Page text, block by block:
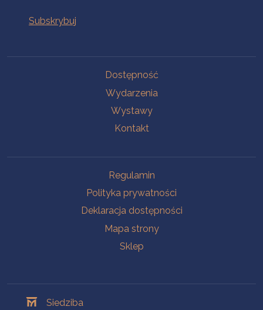
Dostępność
Wydarzenia
Wystawy
Kontakt
Regulamin
Polityka prywatności
Deklaracja dostępności
Mapa strony
Sklep
Siedziba